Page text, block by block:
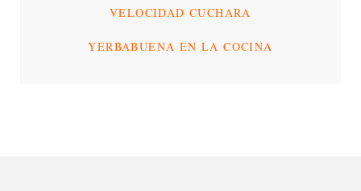
VELOCIDAD CUCHARA
YERBABUENA EN LA COCINA